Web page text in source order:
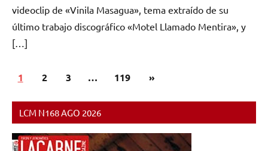
videoclip de «Vinila Masagua», tema extraído de su
último trabajo discográfico «Motel Llamado Mentira», y
[…]
Paginación
entradas
1 2 3 … 119
Siguientes
»
LCM N168 AGO 2026